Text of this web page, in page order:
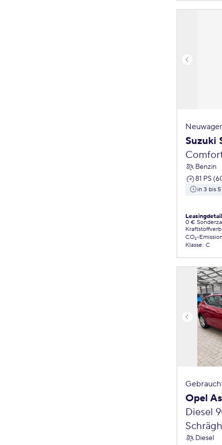
Suzuki
Benzin
81 PS
in 3 bis
0 €
CO₂-
Klasse: C
Opel
Diesel
Diesel